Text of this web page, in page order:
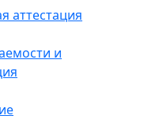
аттестация
и